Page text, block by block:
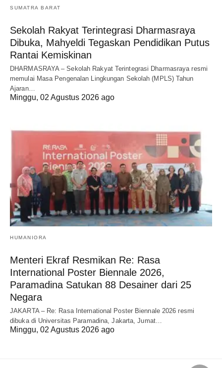
SUMATRA BARAT
Sekolah Rakyat Terintegrasi Dharmasraya
Dibuka, Mahyeldi Tegaskan Pendidikan Putus
Rantai Kemiskinan
DHARMASRAYA – Sekolah Rakyat Terintegrasi Dharmasraya resmi
memulai Masa Pengenalan Lingkungan Sekolah (MPLS) Tahun
Ajaran…
Minggu, 02 Agustus 2026 ago
HUMANIORA
Menteri Ekraf Resmikan Re: Rasa
International Poster Biennale 2026,
Paramadina Satukan 88 Desainer dari 25
Negara
JAKARTA – Re: Rasa International Poster Biennale 2026 resmi
dibuka di Universitas Paramadina, Jakarta, Jumat…
Minggu, 02 Agustus 2026 ago